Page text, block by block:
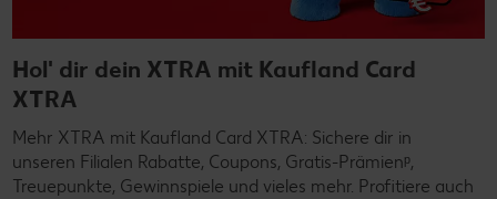
Hol' dir dein XTRA mit Kaufland Card
XTRA
Mehr XTRA mit Kaufland Card XTRA: Sichere dir in
unseren Filialen Rabatte, Coupons, Gratis-Prämienᵖ,
Treuepunkte, Gewinnspiele und vieles mehr. Profitiere auch